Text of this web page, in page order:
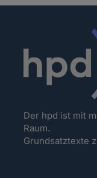
Der hpd ist mit
Raum.
Grundsatztexte